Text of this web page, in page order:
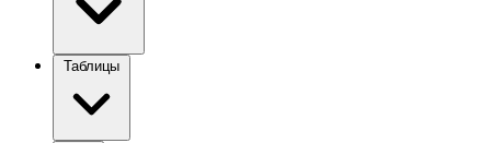
Таблицы